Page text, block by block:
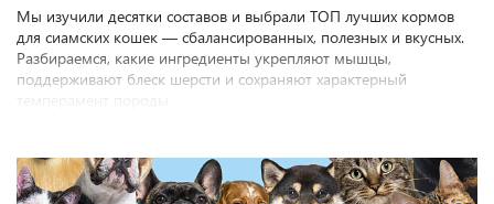
Мы изучили десятки составов и выбрали ТОП лучших кормов
для сиамских кошек — сбалансированных, полезных и вкусных.
Разбираемся, какие ингредиенты укрепляют мышцы,
поддерживают блеск шерсти и сохраняют характерный